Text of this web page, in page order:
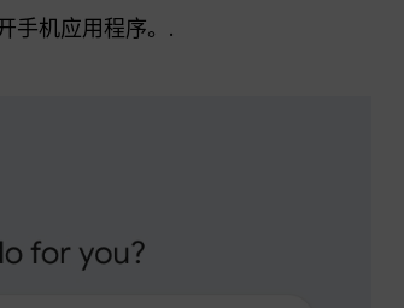
手机应用程序。.